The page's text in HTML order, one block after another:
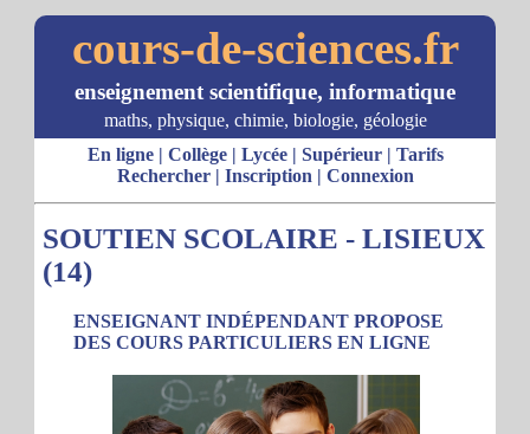
cours-de-sciences.fr
enseignement scientifique, informatique
maths, physique, chimie, biologie, géologie
En ligne| Collège| Lycée| Supérieur| Tarifs
Rechercher| Inscription | Connexion
SOUTIEN SCOLAIRE - LISIEUX
(14)
ENSEIGNANT INDÉPENDANT PROPOSE
DES COURS PARTICULIERS EN LIGNE